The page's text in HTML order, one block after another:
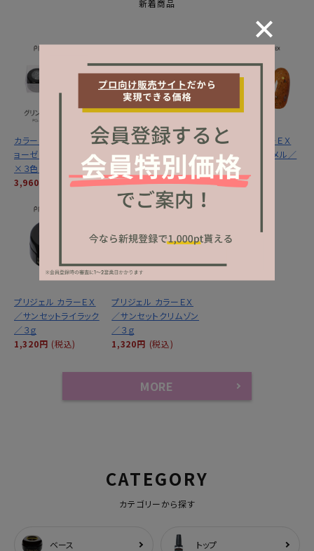
新着商品
カラーＥＸ／グリントジ
ョーゼットシリーズ３ｇ
×３色セット
3,960円
(税込)
カラーＥＸ／サンセット
ミラージュシリーズ ３
ｇ×３色セット
3,960円 (税込)
プリジェル カラーＥＸ
／サンセットキャメル／
３ｇ
1,320円 (税込)
プリジェル カラーＥＸ
／サンセットライラック
／３ｇ
1,320円 (税込)
プリジェル カラーＥＸ
／サンセットクリムゾン
／３ｇ
1,320円 (税込)
MORE
CATEGORY
カテゴリーから探す
ベース トップ